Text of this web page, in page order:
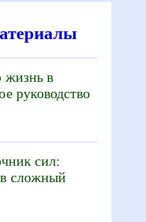
жизнь в
руководство
сил:
сложный